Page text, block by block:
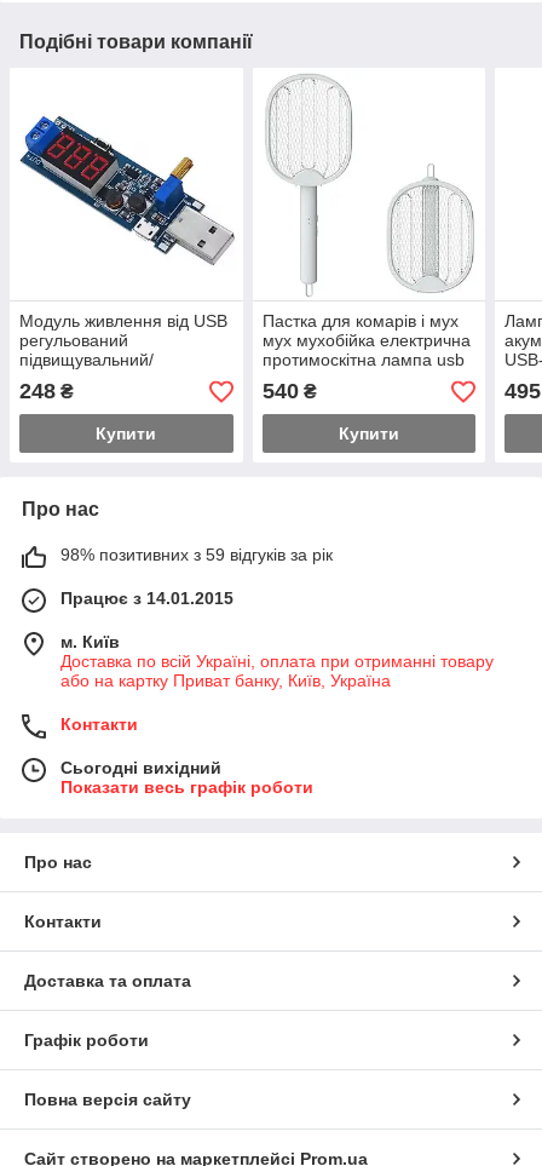
Подібні товари компанії
Модуль живлення від USB
регульований
підвищувальний/
понувальний
перетворювач 1,2-24 В
блок живлення з
регулюванням
248 ₴
Купити
Пастка для комарів і мух
мух мухобійка електрична
протимоскітна лампа usb
540₴
Купити
495
Про нас
98% позитивних з 59 відгуків за рік
Працює з 14.01.2015
м. Київ
Доставка по всій Україні, оплата при отриманні товару
або на картку Приват банку, Київ, Україна
Контакти
Сьогодні вихідний
Показати весь графік роботи
Про нас
Контакти
Доставка та оплата
Графік роботи
Повна версія сайту
Сайт створено на маркетплейсі Prom.ua